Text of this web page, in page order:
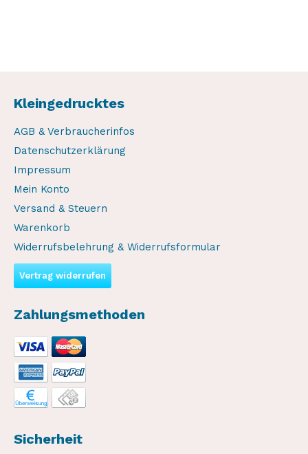
Kleingedrucktes
AGB & Verbraucherinfos
Datenschutzerklärung
Impressum
Mein Konto
Versand & Steuern
Warenkorb
Widerrufsbelehrung & Widerrufsformular
Vertrag widerrufen
Zahlungsmethoden
Sicherheit